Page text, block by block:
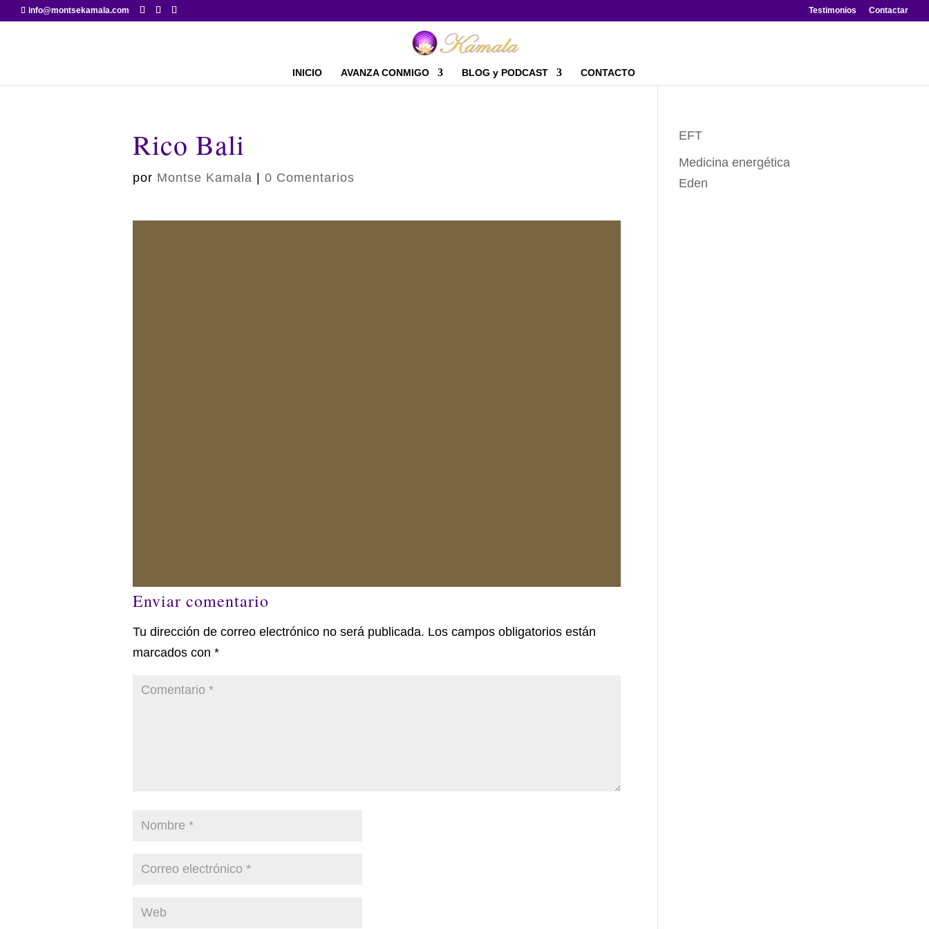
info@montsekamala.com Testimonios Contactar
INICIO AVANZA CONMIGO BLOG y PODCAST CONTACTO
Rico Bali
por Montse Kamala 0 Comentarios
Enviar comentario
Tu dirección de correo electrónico no será publicada. Los campos obligatorios están
marcados con *
EFT
Medicina energética
Eden